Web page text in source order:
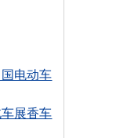
电动车
车展香车